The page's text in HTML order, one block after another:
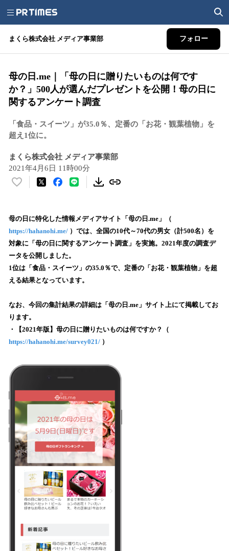
まくら株式会社 メディア事業部 フォロー
母の日.me｜「母の日に贈りたいものは何です
か？」500人が選んだプレゼントを公開！母の日に
関するアンケート調査
「食品・スイーツ」が35.0％、定番の「お花・観葉植物」を
超え1位に。
まくら株式会社 メディア事業部
2021年4月6日 11時00分
い
！
数
を
読
込
み
で
す
母の日に特化した情報メディアサイト「母の日.me」（
https://hahanohi.me/ ）では、全国の10代～70代の男女（計500名）を
対象に「母の日に関するアンケート調査」を実施。2021年度の調査デ
ータを公開しました。
1位は「食品・スイーツ」の35.0％で、定番の「お花・観葉植物」を超
える結果となっています。
なお、今回の集計結果の詳細は「母の日.me」サイト上にて掲載してお
ります。
・【2021年版】母の日に贈りたいものは何ですか？（
https://hahanohi.me/survey021/ ）